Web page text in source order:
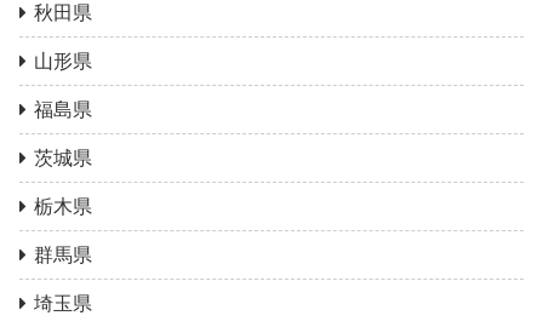
秋田県
山形県
福島県
茨城県
栃木県
群馬県
埼玉県